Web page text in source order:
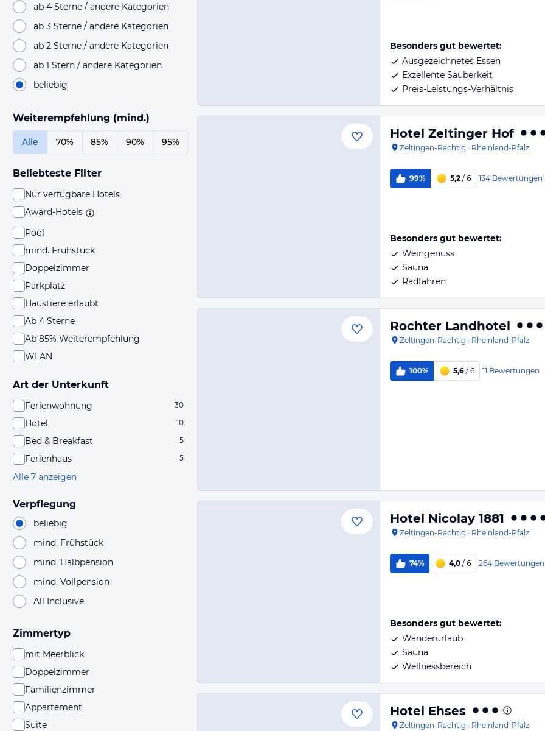
ab 4 Sterne / andere Kategorien
ab 3 Sterne / andere Kategorien
ab 2 Sterne / andere Kategorien
ab 1 Stern / andere Kategorien
beliebig
Weiterempfehlung (mind.)
Alle 70% 85% 90% 95%
Beliebteste Filter
Nur verfügbare Hotels
Award-Hotels
Pool
mind. Frühstück
Doppelzimmer
Parkplatz
Haustiere erlaubt
Ab 4 Sterne
Ab 85% Weiterempfehlung
WLAN
Art der Unterkunft
Ferienwohnung 30
Hotel 10
Bed & Breakfast 5
Ferienhaus 5
Alle 7 anzeigen
Verpflegung
beliebig
mind. Frühstück
mind. Halbpension
mind. Vollpension
All Inclusive
Zimmertyp
mit Meerblick
Doppelzimmer
Familienzimmer
Appartement
Suite
Besonders gut bewertet:
Ausgezeichnetes Essen
Exzellente Sauberkeit
Preis-Leistungs-Verhältnis
Hotel Zeltinger Hof
Zeltingen-Rachtig · Rheinland-Pfalz
99% 5,2 / 6 134 Bewertungen
Besonders gut bewertet:
Weingenuss
Sauna
Radfahren
Rochter Landhotel
Zeltingen-Rachtig · Rheinland-Pfalz
100% 5,6 / 6 11 Bewertungen
Hotel Nicolay 1881
Zeltingen-Rachtig · Rheinland-Pfalz
74% 4,0 / 6 264 Bewertungen
Besonders gut bewertet:
Wanderurlaub
Sauna
Wellnessbereich
Hotel Ehses
Zeltingen-Rachtig · Rheinland-Pfalz